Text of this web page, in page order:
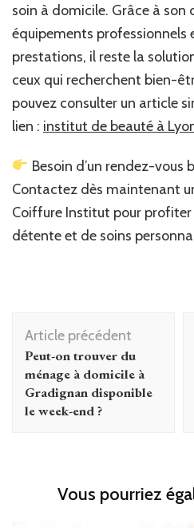
soin à domicile. Grâce à son
équipements professionnels
prestations, il reste la
ceux qui recherchent bien-
pouvez consulter un article
lien : institut de beauté à
Besoin d’un rendez-vous
Contactez dès maintenant
Coiffure Institut pour profiter
détente et de soins
Navigation
d'article
Article précédent
Peut-on trouver du
ménage à domicile à
Gradignan disponible
le week-end ?
Vous pourriez